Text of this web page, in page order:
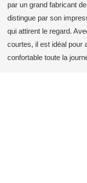
par un grand fabricant
distingue par son
qui attirent le regard.
courtes, il est idéal pour
confortable toute la